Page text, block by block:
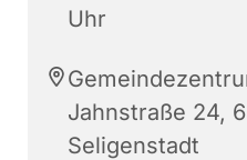
Uhr
Jahnstraße 24,
Seligenstadt